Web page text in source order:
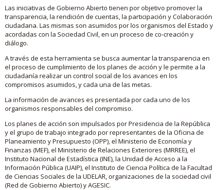
Las iniciativas de Gobierno Abierto tienen por objetivo promover la
transparencia, la rendición de cuentas, la participación y Colaboración
ciudadana. Las mismas son asumidos por los organismos del Estado y
acordadas con la Sociedad Civil, en un proceso de co-creación y
diálogo.
A través de esta herramienta se busca aumentar la transparencia en
el proceso de cumplimiento de los planes de acción y le permite a la
ciudadanía realizar un control social de los avances en los
compromisos asumidos, y cada una de las metas.
La información de avances es presentada por cada uno de los
organismos responsables del compromiso.
Los planes de acción son impulsados por Presidencia de la República
y el grupo de trabajo integrado por representantes de la Oficina de
Planeamiento y Presupuesto (OPP), el Ministerio de Economía y
Finanzas (MEF), el Ministerio de Relaciones Exteriores (MRREE), el
Instituto Nacional de Estadística (INE), la Unidad de Acceso a la
Información Pública (UAIP), el Instituto de Ciencia Política de la Facultad
de Ciencias Sociales de la UDELAR, organizaciones de la sociedad civil
(Red de Gobierno Abierto) y AGESIC.